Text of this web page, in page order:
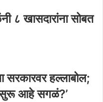
८ खासदारांना सोबत
सरकारवर हल्लाबोल;
सुरू आहे सगळं?’